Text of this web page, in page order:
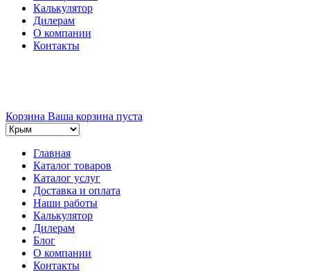
Калькулятор
Дилерам
О компании
Контакты
Корзина Ваша корзина пуста
Главная
Каталог товаров
Каталог услуг
Доставка и оплата
Наши работы
Калькулятор
Дилерам
Блог
О компании
Контакты